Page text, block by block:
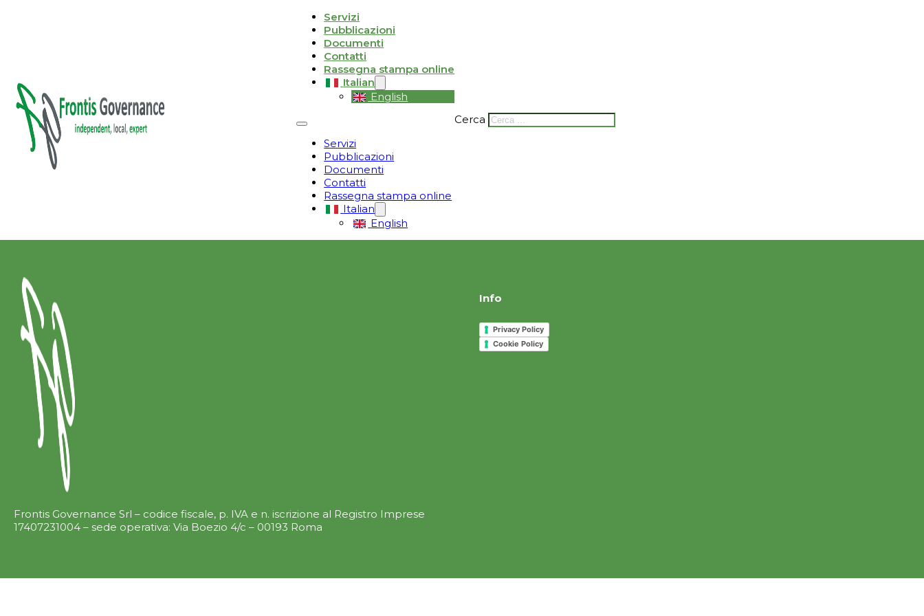
Servizi
Pubblicazioni
Documenti
Contatti
Rassegna stampa online
Italian
English
Servizi
Pubblicazioni
Documenti
Contatti
Rassegna stampa online
Italian
English
Cerca
Frontis Governance Srl – codice fiscale, p. IVA e n. iscrizione al Registro Imprese
17407231004 – sede operativa: Via Boezio 4/c – 00193 Roma
Info
Privacy Policy
Cookie Policy
Informativa sulla raccolta